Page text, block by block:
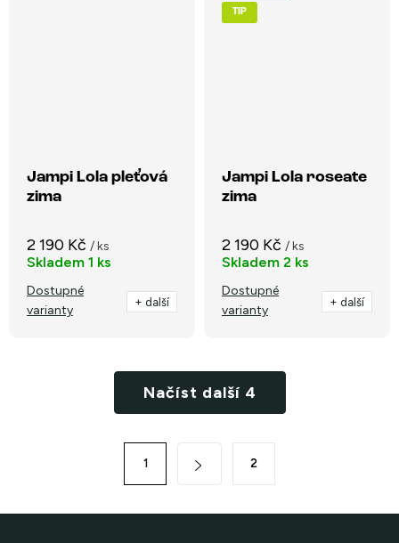
Jampi Lola pleťová
zima
2 190 Kč / ks
Skladem 1 ks
Dostupné
varianty
+ další
TIP
Jampi Lola roseate
zima
2 190 Kč / ks
Skladem 2 ks
Dostupné
varianty
+ další
c
Načíst další 4
1 2